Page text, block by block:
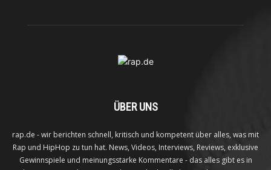
ÜBER UNS
rap.de - wir berichten schnell, kritisch und kompetent über alles, was mit
Rap und HipHop zu tun hat. News, Videos, Interviews, Reviews, exklusive
Gewinnspiele und meinungsstarke Kommentare - das alles gibt es in